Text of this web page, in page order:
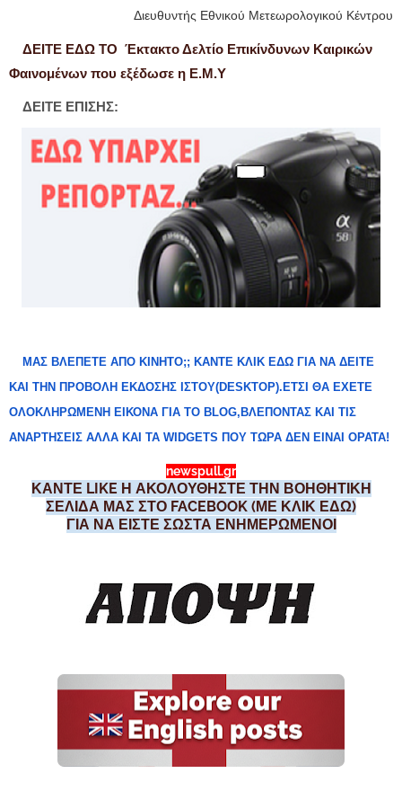
Διευθυντής Εθνικού Μετεωρολογικού Κέντρου
ΔΕΙΤΕ ΕΔΩ ΤΟ Έκτακτο Δελτίο Επικίνδυνων Καιρικών
Φαινομένων που εξέδωσε η Ε.Μ.Υ
ΔΕΙΤΕ ΕΠΙΣΗΣ:
ΜΑΣ ΒΛΕΠΕΤΕ ΑΠΟ ΚΙΝΗΤΟ;; ΚΑΝΤΕ ΚΛΙΚ ΕΔΩ ΓΙΑ ΝΑ ΔΕΙΤΕ
ΚΑΙ ΤΗΝ ΠΡΟΒΟΛΗ ΕΚΔΟΣΗΣ ΙΣΤΟΥ(DESKTOP).ΕΤΣΙ ΘΑ ΕΧΕΤΕ
ΟΛΟΚΛΗΡΩΜΕΝΗ ΕΙΚΟΝΑ ΓΙΑ ΤΟ BLOG,ΒΛΕΠΟΝΤΑΣ ΚΑΙ ΤΙΣ
ΑΝΑΡΤΗΣΕΙΣ ΑΛΛΑ ΚΑΙ ΤΑ WIDGETS ΠΟΥ ΤΩΡΑ ΔΕΝ ΕΙΝΑΙ ΟΡΑΤΑ!
newspull.gr
ΚΑΝΤΕ LIKE Η ΑΚΟΛΟΥΘΗΣΤΕ ΤΗΝ ΒΟΗΘΗΤΙΚΗ
ΣΕΛΙΔΑ ΜΑΣ ΣΤΟ FACEBOOK (ΜΕ ΚΛΙΚ ΕΔΩ)
ΓΙΑ ΝΑ ΕΙΣΤΕ ΣΩΣΤΑ ΕΝΗΜΕΡΩΜΕΝΟΙ